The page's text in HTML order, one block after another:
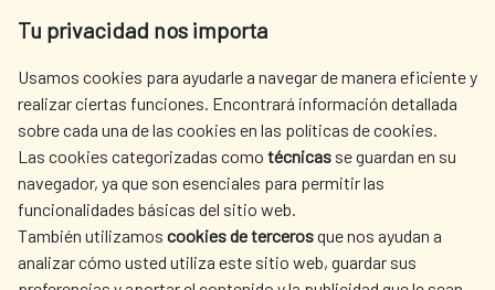
Tu privacidad nos importa
Usamos cookies para ayudarle a navegar de manera eficiente y
realizar ciertas funciones. Encontrará información detallada
sobre cada una de las cookies en las políticas de cookies.
Las cookies categorizadas como técnicas se guardan en su
navegador, ya que son esenciales para permitir las
funcionalidades básicas del sitio web.
También utilizamos cookies de tercerosque nos ayudan a
analizar cómo usted utiliza este sitio web, guardar sus
Av. Reyes Católicos 4 - 28040 Madrid
centro.informacion@aecid.es
LA AECID
DÓNDE COOPERAMOS
ACCIÓN HUMANITARIA
SALA DE PRENSA
CULTURA Y CIENCIA
BIBLIOTECA